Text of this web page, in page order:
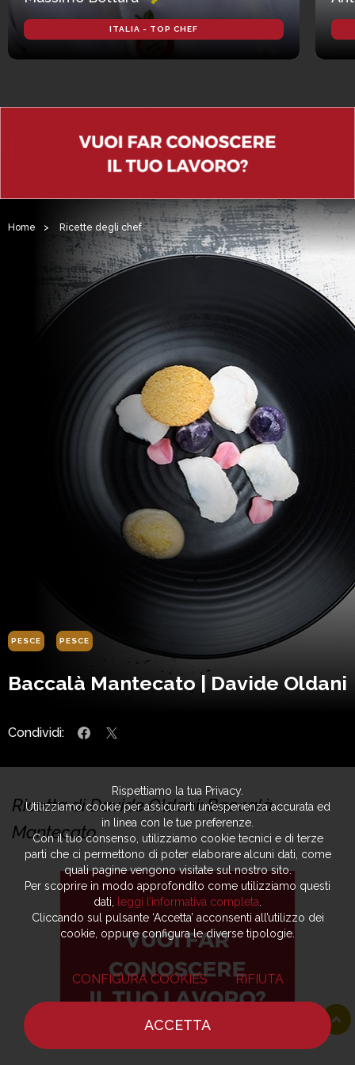
ITALIA - TOP CHEF
Home > Ricette degli chef
PESCE PESCE
Baccalà Mantecato | Davide Oldani
Condividi:
Ricetta di Davide Oldani: Baccalà
Mantecato
Rispettiamo la tua Privacy.
Utilizziamo cookie per assicurarti un’esperienza accurata ed
in linea con le tue preferenze.
Con il tuo consenso, utilizziamo cookie tecnici e di terze
parti che ci permettono di poter elaborare alcuni dati, come
quali pagine vengono visitate sul nostro sito.
Per scoprire in modo approfondito come utilizziamo questi
dati,
leggi l’informativa completa
Cliccando sul pulsante ‘Accetta’ acconsenti all’utilizzo dei
cookie, oppure configura le diverse tipologie.
CONFIGURA COOKIES RIFIUTA
ACCETTA